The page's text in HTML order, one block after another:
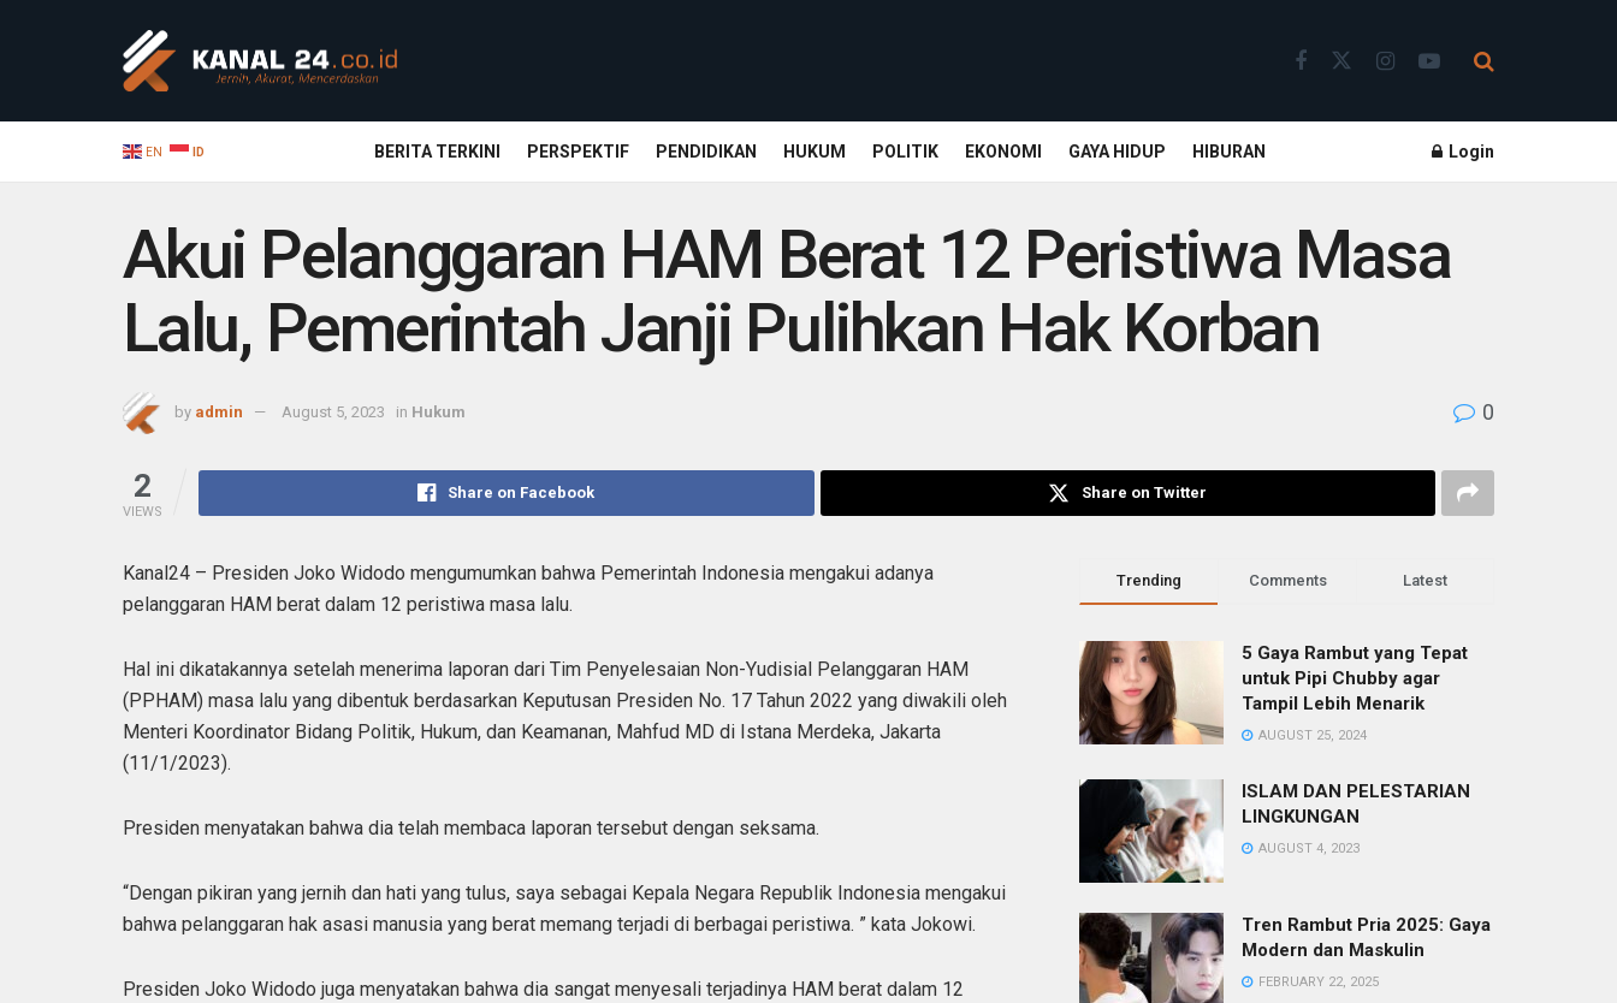
EN ID BERITA TERKINI PERSPEKTIF PENDIDIKAN HUKUM POLITIK EKONOMI GAYA HIDUP HIBURAN Login
Akui Pelanggaran HAM Berat 12 Peristiwa Masa
Lalu, Pemerintah Janji Pulihkan Hak Korban
by admin August 5, 2023 in Hukum 0
2
VIEWS
Share on Facebook Share on Twitter
Kanal24 – Presiden Joko Widodo mengumumkan bahwa Pemerintah Indonesia mengakui adanya
pelanggaran HAM berat dalam 12 peristiwa masa lalu.
Hal ini dikatakannya setelah menerima laporan dari Tim Penyelesaian Non-Yudisial Pelanggaran HAM
(PPHAM) masa lalu yang dibentuk berdasarkan Keputusan Presiden No. 17 Tahun 2022 yang diwakili oleh
Menteri Koordinator Bidang Politik, Hukum, dan Keamanan, Mahfud MD di Istana Merdeka, Jakarta
(11/1/2023).
Presiden menyatakan bahwa dia telah membaca laporan tersebut dengan seksama.
“Dengan pikiran yang jernih dan hati yang tulus, saya sebagai Kepala Negara Republik Indonesia mengakui
bahwa pelanggaran hak asasi manusia yang berat memang terjadi di berbagai peristiwa. ” kata Jokowi.
Presiden Joko Widodo juga menyatakan bahwa dia sangat menyesali terjadinya HAM berat dalam 12
Trending Comments Latest
5 Gaya Rambut yang Tepat
untuk Pipi Chubby agar
Tampil Lebih Menarik
AUGUST 25, 2024
ISLAM DAN PELESTARIAN
LINGKUNGAN
AUGUST 4, 2023
Tren Rambut Pria 2025: Gaya
Modern dan Maskulin
FEBRUARY 22, 2025